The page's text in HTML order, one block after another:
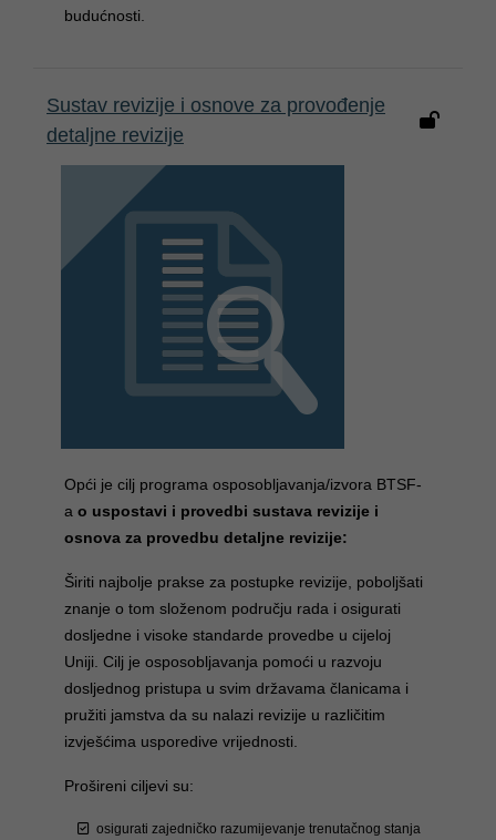
budućnosti.
Sustav revizije i osnove za provođenje
detaljne revizije
Opći je cilj programa osposobljavanja/izvora BTSF-
a o uspostavi i provedbi sustava revizije i
osnova za provedbu detaljne revizije:
Širiti najbolje prakse za postupke revizije, poboljšati
znanje o tom složenom području rada i osigurati
dosljedne i visoke standarde provedbe u cijeloj
Uniji. Cilj je osposobljavanja pomoći u razvoju
dosljednog pristupa u svim državama članicama i
pružiti jamstva da su nalazi revizije u različitim
izvješćima usporedive vrijednosti.
Prošireni ciljevi su:
osigurati zajedničko razumijevanje trenutačnog stanja